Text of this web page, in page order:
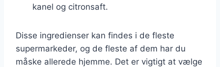
kanel og citronsaft.
Disse ingredienser kan findes i de fleste
supermarkeder, og de fleste af dem har du
måske allerede hjemme. Det er vigtigt at vælge